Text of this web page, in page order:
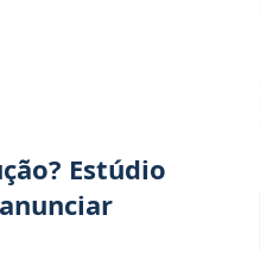
Card2
Estúdio